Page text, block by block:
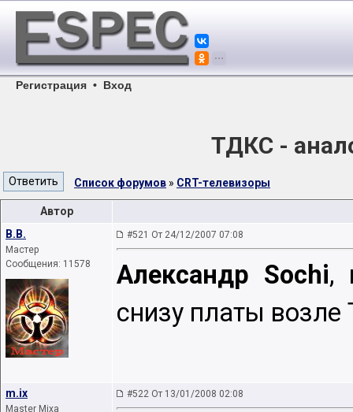
Регистрация • Вход
ТДКС -
Список форумов » CRT-телевизоры
Автор
B.B.
Мастер
Сообщения: 11578
#521 От 24/12/2007 07:08
Александр Sochi,
снизу платы возле
m.ix
Master Mixa
#522 От 13/01/2008 02:08